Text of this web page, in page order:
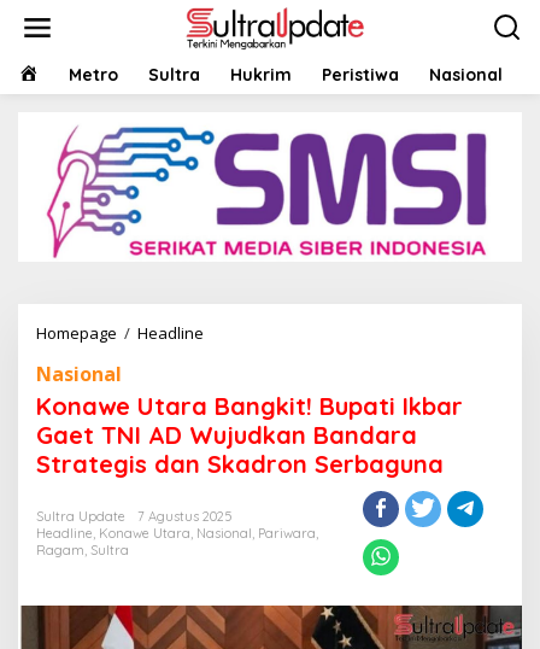
HOMEMetro Sultra Hukrim Peristiwa Nasional
Homepage / Headline
Bupati
Ikbar
Gaet
TNI
Bandara
Serbaguna
Nasional
Konawe Utara Bangkit! Bupati Ikbar
Gaet TNI AD Wujudkan Bandara
Strategis dan Skadron Serbaguna
Sultra Update
7 Agustus 2025
Headline, Konawe Utara, Nasional, Pariwara,
Ragam, Sultra